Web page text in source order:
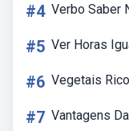
#4 Verbo Saber
#5 Ver Horas
#6 Vegetais
#7 Vantagens